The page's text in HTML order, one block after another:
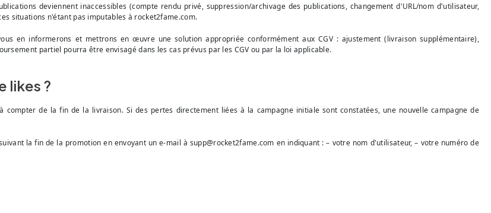
deviennent inaccessibles (compte rendu privé, suppression/archivage des publications, changement d'URL/nom d'utilisateur,
situations n'étant pas imputables à rocket2fame.com.
en informerons et mettrons en œuvre une solution appropriée conformément aux CGV : ajustement (livraison supplémentaire),
partiel pourra être envisagé dans les cas prévus par les CGV ou par la loi applicable.
likes ?
de la fin de la livraison. Si des pertes directement liées à la campagne initiale sont constatées, une nouvelle campagne de
la fin de la promotion en envoyant un e-mail à supp@rocket2fame.com en indiquant : – votre nom d'utilisateur, – votre numéro de